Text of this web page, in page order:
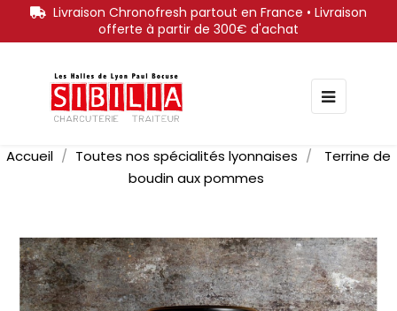
Livraison Chronofresh partout en France • Livraison
offerte à partir de 300€ d'achat
Basculer
la
☰
Accueil Toutes nos spécialités lyonnaises
Terrine de
boudin aux pommes